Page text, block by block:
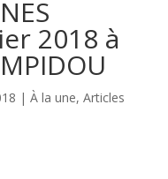
2018 à
| À la une, Articles